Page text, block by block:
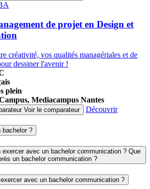
de projet en Design et
créativité, vos qualités managériales et de
dessiner l'avenir !
plein
Mediacampus Nantes
Voir le comparateur Découvrir
bachelor ?
avec un bachelor communication ? Que
un bachelor communication ?
avec un bachelor communication ?